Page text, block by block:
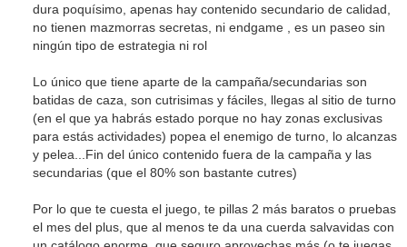
dura poquísimo, apenas hay contenido secundario de calidad,
no tienen mazmorras secretas, ni endgame , es un paseo sin
ningún tipo de estrategia ni rol
Lo único que tiene aparte de la campaña/secundarias son
batidas de caza, son cutrisimas y fáciles, llegas al sitio de turno
(en el que ya habrás estado porque no hay zonas exclusivas
para estás actividades) popea el enemigo de turno, lo alcanzas
y pelea...Fin del único contenido fuera de la campaña y las
secundarias (que el 80% son bastante cutres)
Por lo que te cuesta el juego, te pillas 2 más baratos o pruebas
el mes del plus, que al menos te da una cuerda salvavidas con